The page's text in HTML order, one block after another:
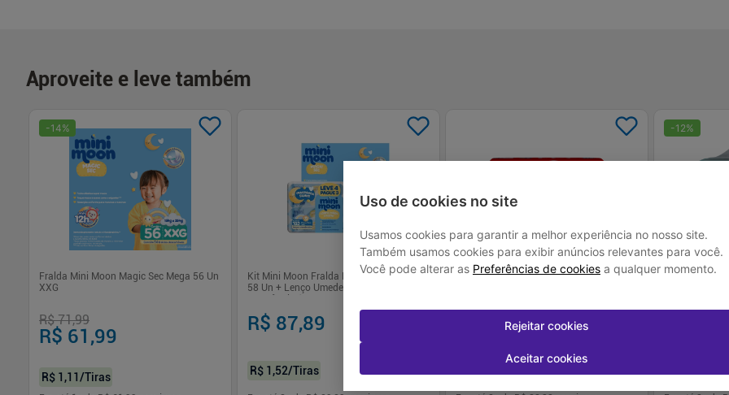
Uso de cookies no site
Usamos cookies para garantir a melhor experiência no nosso site.
Também usamos cookies para exibir anúncios relevantes para você.
Você pode alterar as Preferências de cookies a qualquer momento.
Rejeitar cookies
Aceitar cookies
Aproveite e leve também
-14%
Fralda Mini Moon Magic Sec Mega 56 Un
XXG
R$ 71,99
R$ 61,99
R$ 1,11/Tiras
Kit Mini Moon Fralda Magic Sec Mega XG
58 Un + Lenço Umedecido com
R$ 87,89
R$ 1,52/Tiras
Fralda Pampers SuperSequinha 50 Un
R$ 101,49
-12%
Fralda
R$
R$ 1,60/